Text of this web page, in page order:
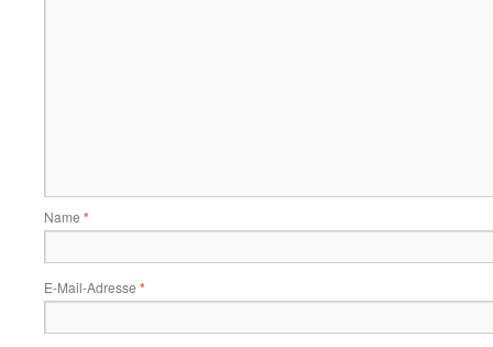
Name *
E-Mail-Adresse *